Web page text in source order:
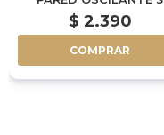
VELOCIDADES
$ 2.390
COMPRAR